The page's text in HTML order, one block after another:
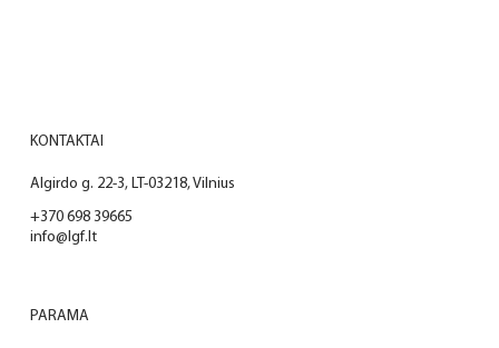
KONTAKTAI
Algirdo g. 22-3, LT-03218, Vilnius
+370 698 39665
info@lgf.lt
PARAMA